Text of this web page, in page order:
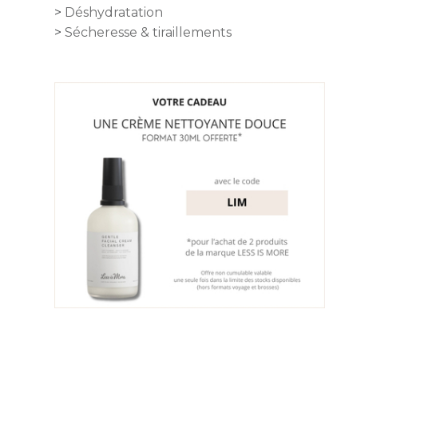
Déshydratation
Sécheresse & tiraillements